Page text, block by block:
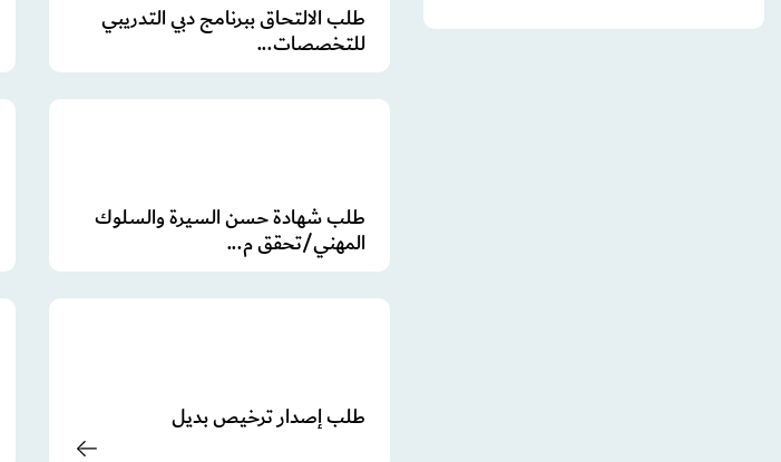
طلب الالتحاق ببرنامج دبي التدريبي
للتخصصات...
طلب شهادة حسن السيرة والسلوك
المهني/تحقق م...
طلب إصدار ترخيص بديل